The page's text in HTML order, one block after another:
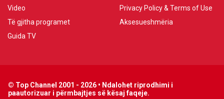
Video
Të gjitha programet
Guida TV
Privacy Policy & Terms of Use
Aksesueshmëria
© Top Channel 2001 - 2026 • Ndalohet riprodhimi i
paautorizuar i përmbajtjes së kësaj faqeje.